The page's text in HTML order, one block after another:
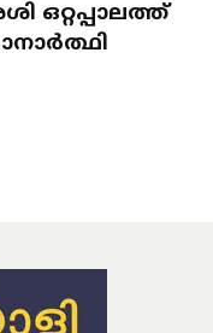
ഒറ്റപ്പാലത്ത്